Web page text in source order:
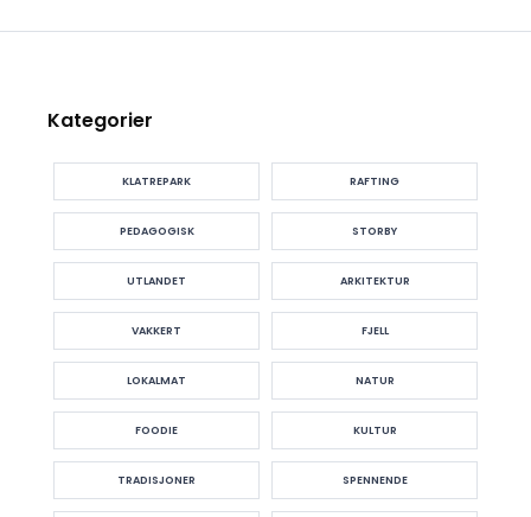
Kategorier
KLATREPARK RAFTING
PEDAGOGISK STORBY
UTLANDET ARKITEKTUR
VAKKERT FJELL
LOKALMAT NATUR
FOODIE KULTUR
TRADISJONER SPENNENDE